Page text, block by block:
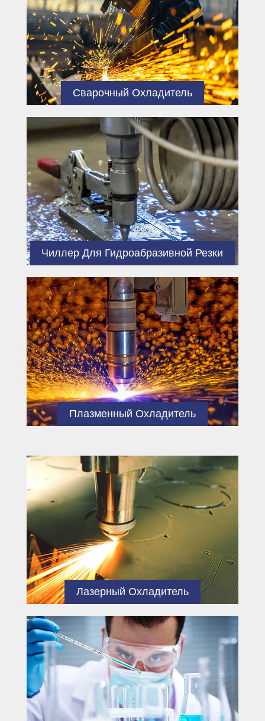
охладитель; гликолевый
охладитель; Масляный
охладитель; технологический
охладитель, взрывозащищенный
охладитель и водяная градирня;
Они широко используются в
производстве пластмасс,
электроники, химической
промышленности, химических
волокон, гальванических
покрытий, продуктов питания,
текстиля, одежды. печать,
выдувное формование,
блистерная обработка, медицина,
свежесть, строительство,
механическое оборудование и
многие другие отрасли и области.
Мы поддерживаем «целостность,
инновации и преданность»
концепции предприятия,
устойчивое развитие в течение
длительного времени, компания
рассматривает качество продукции
как жизнь, усиливаем управление
качеством, устанавливаем
«ориентированные на людей,
непрерывные инновации,
создаем Беспроигрышная»
концепция развития, благодаря
неустанным усилиям всего
персонала, делает наши продукты
и услуги на рынке более
совершенными.
Сварочный Охладитель
Чиллер Для Гидроабразивной Резки
Плазменный Охладитель
Лазерный Охладитель